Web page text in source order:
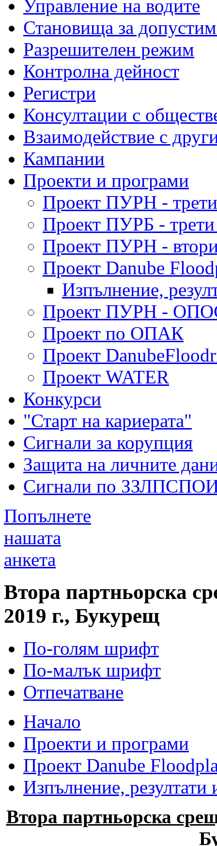
Управление на водите
Становища за
Разрешителен режим
Контролна дейност
Регистри
Консултации с
Взаимодействие с
Кампании
Проекти и програми
Проект ПУРН -
Проект ПУРБ -
Проект ПУРН -
Проект Danube
Изпълнение,
Проект ПУРН -
Проект по ОПАК
Проект
Проект WATER
Конкурси
"Старт на кариерата"
Сигнали за корупция
Защита на личните
Сигнали по
Попълнете
нашата
анкета
Втора партньорска
2019 г., Букурещ
По-голям шрифт
По-малък шрифт
Отпечатване
Начало
Проекти и програми
Проект Danube
Изпълнение, резултати
Втора партньорска